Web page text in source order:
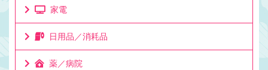
家電
日用品／消耗品
薬／病院